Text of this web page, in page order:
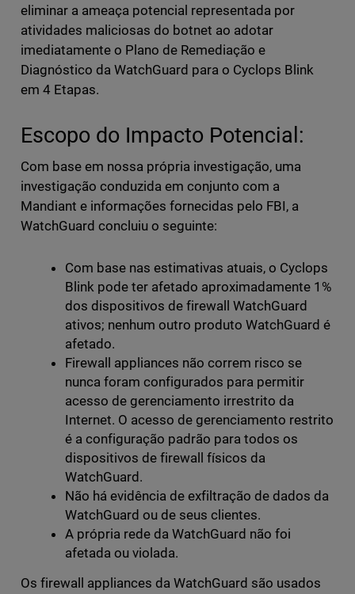
eliminar a ameaça potencial representada por
atividades maliciosas do botnet ao adotar
imediatamente o Plano de Remediação e
Diagnóstico da WatchGuard para o Cyclops Blink
em 4 Etapas.
Escopo do Impacto Potencial:
Com base em nossa própria investigação, uma
investigação conduzida em conjunto com a
Mandiant e informações fornecidas pelo FBI, a
WatchGuard concluiu o seguinte:
Com base nas estimativas atuais, o Cyclops
Blink pode ter afetado aproximadamente 1%
dos dispositivos de firewall WatchGuard
ativos; nenhum outro produto WatchGuard é
afetado.
Firewall appliances não correm risco se
nunca foram configurados para permitir
acesso de gerenciamento irrestrito da
Internet. O acesso de gerenciamento restrito
é a configuração padrão para todos os
dispositivos de firewall físicos da
WatchGuard.
Não há evidência de exfiltração de dados da
WatchGuard ou de seus clientes.
A própria rede da WatchGuard não foi
afetada ou violada.
Os firewall appliances da WatchGuard são usados